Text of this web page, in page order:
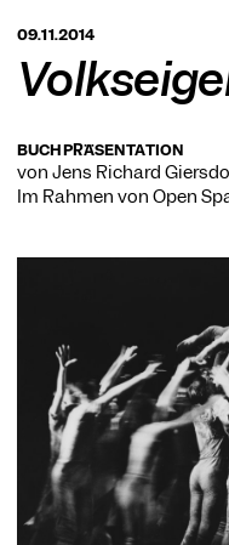
BERLIN
09.11.2014
BUCHPRÄSENTATION
von Jens Richard
Im Rahmen von Open